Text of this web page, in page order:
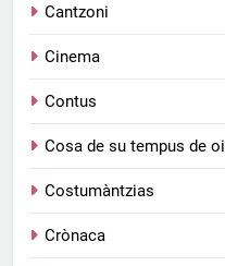
Cantzoni
Cinema
Contus
Cosa de su tempus de oi
Costumàntzias
Crònaca